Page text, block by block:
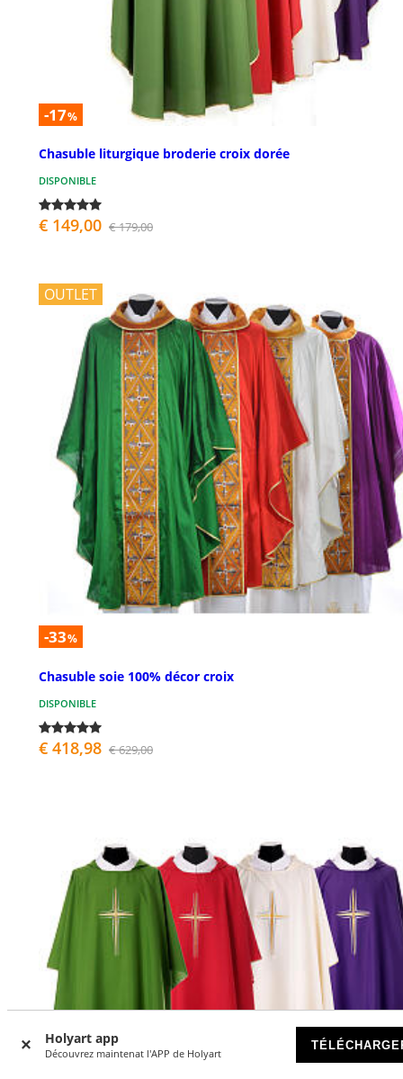
Holyart app
Découvrez maintenat l'APP de Holyart
-17%
Chasuble liturgique broderie croix dorée
DISPONIBLE
€ 149,00 € 179,00
OUTLET
-33%
Chasuble soie 100% décor croix
DISPONIBLE
€ 418,98 € 629,00